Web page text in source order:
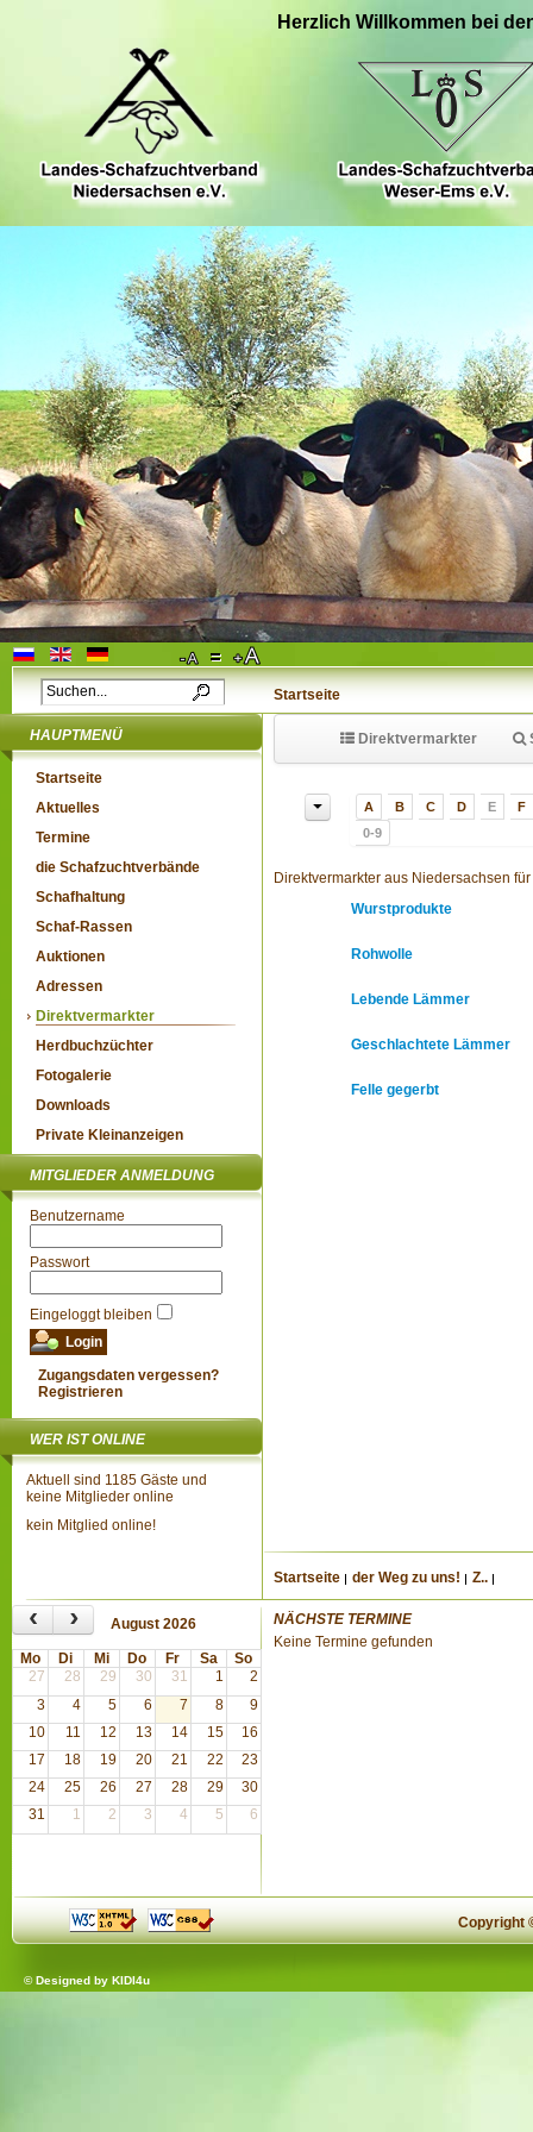
Herzlich Willkommen bei
Startseite
HAUPTMENÜ
Startseite
Aktuelles
Termine
die Schafzuchtverbände
Schafhaltung
Schaf-Rassen
Auktionen
Adressen
Direktvermarkter
Herdbuchzüchter
Fotogalerie
Downloads
Private Kleinanzeigen
MITGLIEDER ANMELDUNG
Benutzername
Passwort
Eingeloggt bleiben
Zugangsdaten vergessen?
Registrieren
WER IST ONLINE
Aktuell sind 1185 Gäste und
keine Mitglieder online
kein Mitglied online!
Direktvermarkter
A B C D E
F
0-9
Direktvermarkter aus Niedersachsen
Wurstprodukte
Rohwolle
Lebende Lämmer
Geschlachtete Lämmer
Felle gegerbt
Startseite der Weg zu uns! Z..
‹ › August 2026
Mo Di Mi Do Fr Sa
So
27
28 29 30 31 1
2
3
4 5 6 7 8
9
10
11 12 13 14 15
16
17
18 19 20 21 22
23
24
25 26 27 28 29
30
31
1 2 3 4 5 6
NÄCHSTE TERMINE
Keine Termine gefunden
Copyright
© Designed by KIDI4u